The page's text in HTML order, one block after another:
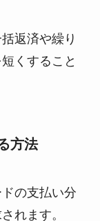
返済や繰り
くすること
方法
の支払い分
れます。